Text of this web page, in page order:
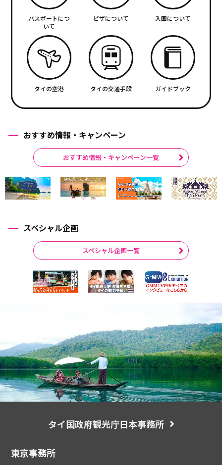
パスポートにつ
いて
ビザについて 入国について
タイの空港 タイの交通手段 ガイドブック
おすすめ情報・キャンペーン
おすすめ情報・キャンペーン一覧
スペシャル企画
スペシャル企画一覧
タイ国政府観光庁日本事務所
東京事務所